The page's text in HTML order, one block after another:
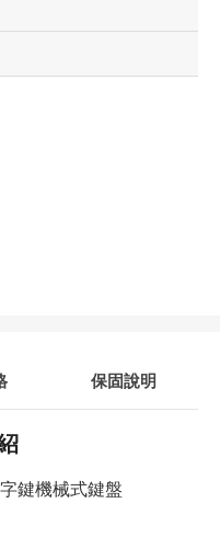
保固說明
鍵機械式鍵盤